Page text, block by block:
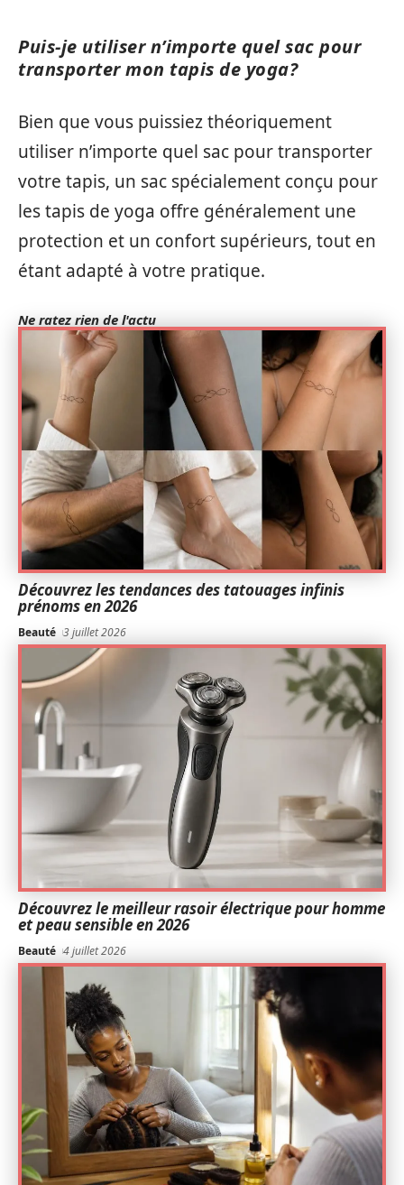
Puis-je utiliser n’importe quel sac pour
transporter mon tapis de yoga?
Bien que vous puissiez théoriquement
utiliser n’importe quel sac pour transporter
votre tapis, un sac spécialement conçu pour
les tapis de yoga offre généralement une
protection et un confort supérieurs, tout en
étant adapté à votre pratique.
Ne ratez rien de l'actu
Découvrez les tendances des tatouages infinis
prénoms en 2026
Beauté 3 juillet 2026
Découvrez le meilleur rasoir électrique pour homme
et peau sensible en 2026
Beauté 4 juillet 2026